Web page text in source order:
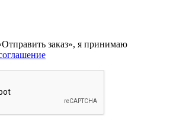
заказ», я принимаю